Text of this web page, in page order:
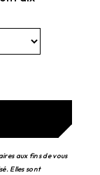
aux fins de vous
Elles sont